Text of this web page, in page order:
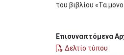
του βιβλίου «Τα
Επισυναπτόμενα
Δελτίο τύπου